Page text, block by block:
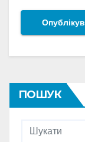
ПОШУК